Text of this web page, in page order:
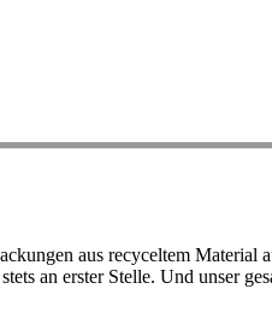
aus recyceltem Material
an erster Stelle. Und unser